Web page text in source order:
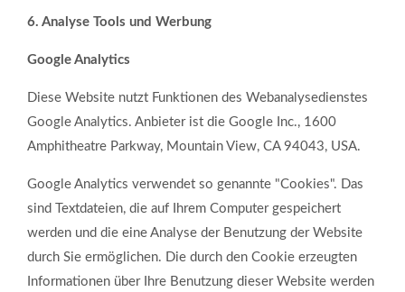
6. Analyse Tools und Werbung
Google Analytics
Diese Website nutzt Funktionen des Webanalysedienstes
Google Analytics. Anbieter ist die Google Inc., 1600
Amphitheatre Parkway, Mountain View, CA 94043, USA.
Google Analytics verwendet so genannte "Cookies". Das
sind Textdateien, die auf Ihrem Computer gespeichert
werden und die eine Analyse der Benutzung der Website
durch Sie ermöglichen. Die durch den Cookie erzeugten
Informationen über Ihre Benutzung dieser Website werden